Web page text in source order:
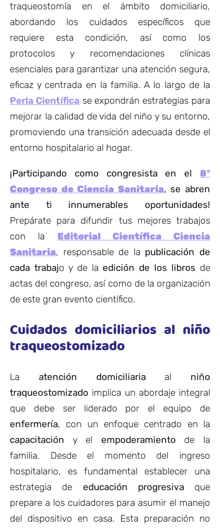
traqueostomía en el ámbito domiciliario,
abordando los cuidados específicos que
requiere esta condición, así como los
protocolos y recomendaciones clínicas
esenciales para garantizar una atención segura,
eficaz y centrada en la familia. A lo largo de la
Perla Científica se expondrán estrategias para
mejorar la calidad de vida del niño y su entorno,
promoviendo una transición adecuada desde el
entorno hospitalario al hogar.
¡Participando como congresista en el 8º
Congreso de Ciencia Sanitaria, se abren
ante ti innumerables oportunidades!
Prepárate para difundir tus mejores trabajos
con la Editorial Científica Ciencia
Sanitaria, responsable de la publicación de
cada trabajo y de la edición de los libros de
actas del congreso, así como de la organización
de este gran evento científico.
Cuidados domiciliarios al niño
traqueostomizado
La atención domiciliariaal niño
traqueostomizado implica un abordaje integral
que debe ser liderado por el equipo de
enfermería, con un enfoque centrado en la
capacitación y el empoderamiento de la
familia. Desde el momento del ingreso
hospitalario, es fundamental establecer una
estrategia de educación progresivaque
prepare a los cuidadores para asumir el manejo
del dispositivo en casa. Esta preparación no